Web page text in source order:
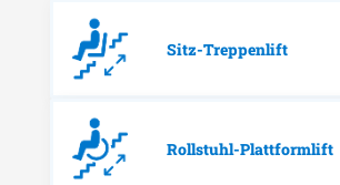
Sitz-Treppenlift
Rollstuhl-Plattformlift